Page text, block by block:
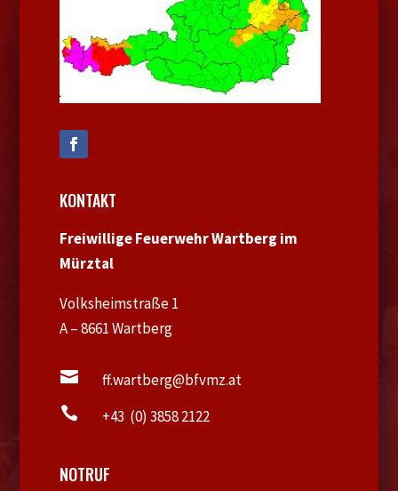
KONTAKT
Freiwillige Feuerwehr Wartberg im
Mürztal
Volksheimstraße 1
A – 8661 Wartberg
 ff.wartberg@bfvmz.at
 +43 (0) 3858 2122
NOTRUF